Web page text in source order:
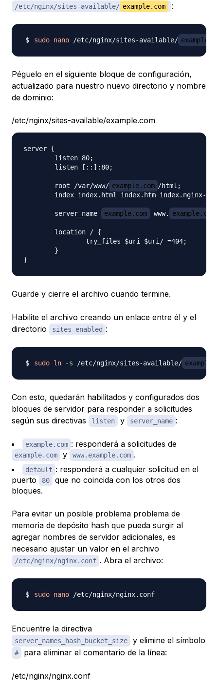
/etc/nginx/sites-available/ example.com :
sudo nano /etc/nginx/sites-available/
Péguelo en el siguiente bloque de configuración,
actualizado para nuestro nuevo directorio y nombre
de dominio:
/etc/nginx/sites-available/example.com
server {
        listen 80;
        listen [::]:80;
        root /var/www/
example.com /html;
index index.html index.htm index.nginx-
        server_name
example.com www. example.com
        location / {
                try_files $uri $uri/ =404;
        }
Guarde y cierre el archivo cuando termine.
Habilite el archivo creando un enlace entre él y el
directorio
sites-enabled :
sudo ln -s /etc/nginx/sites-available/
Con esto, quedarán habilitados y configurados dos
bloques de servidor para responder a solicitudes
según sus directivas
listen y server_name :
example.com : responderá a solicitudes de
example.com y www.example.com .
default : responderá a cualquier solicitud en el
puerto
80
que no coincida con los otros dos
bloques.
Para evitar un posible problema problema de
memoria de depósito hash que pueda surgir al
agregar nombres de servidor adicionales, es
necesario ajustar un valor en el archivo
/etc/nginx/nginx.conf . Abra el archivo:
sudo nano
Encuentre la directiva
server_names_hash_bucket_size y elimine el símbolo
# para eliminar el comentario de la línea:
/etc/nginx/nginx.conf